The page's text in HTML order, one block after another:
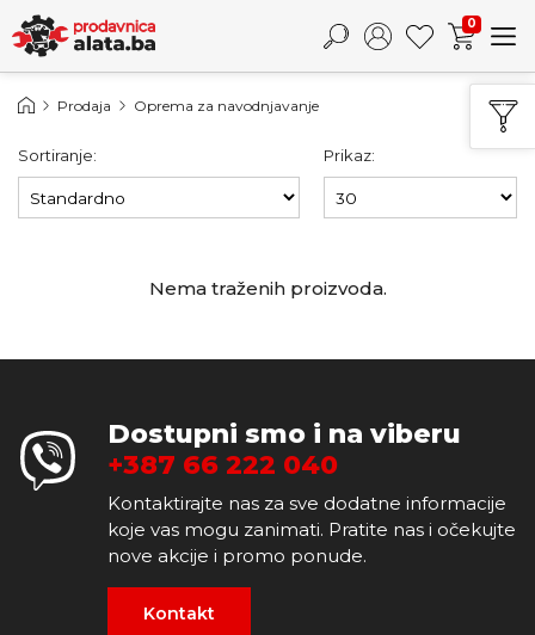
0
Prodaja Oprema za navodnjavanje
Sortiranje: Prikaz:
Nema traženih proizvoda.
Dostupni smo i na viberu
+387 66 222 040
Kontaktirajte nas za sve dodatne informacije
koje vas mogu zanimati. Pratite nas i očekujte
nove akcije i promo ponude.
Kontakt